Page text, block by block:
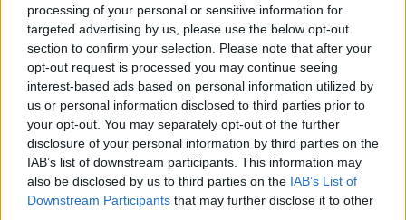
processing of your personal or sensitive information for
targeted advertising by us, please use the below opt-out
section to confirm your selection. Please note that after your
opt-out request is processed you may continue seeing
interest-based ads based on personal information utilized by
us or personal information disclosed to third parties prior to
your opt-out. You may separately opt-out of the further
disclosure of your personal information by third parties on the
IAB’s list of downstream participants. This information may
also be disclosed by us to third parties on the IAB’s List of
Downstream Participants that may further disclose it to other
εκατομμύρια δολάρια — η υψηλότερη τιμή που είχε
καταβληθεί ποτέ εκείνη την εποχή σε δημοπρασία
για πίνακα εν ζωή καλλιτέχνη.
Ένας αναρχικός με αίσθηση του χιούμορ
Σε συνέντευξή του στην εφημερίδα Guardian, ο
Χόκνεϊ αποκάλυψε τον αναρχικό που έκρυβε μέσα
του, χρησιμοποιώντας την τυπική του αίσθηση του